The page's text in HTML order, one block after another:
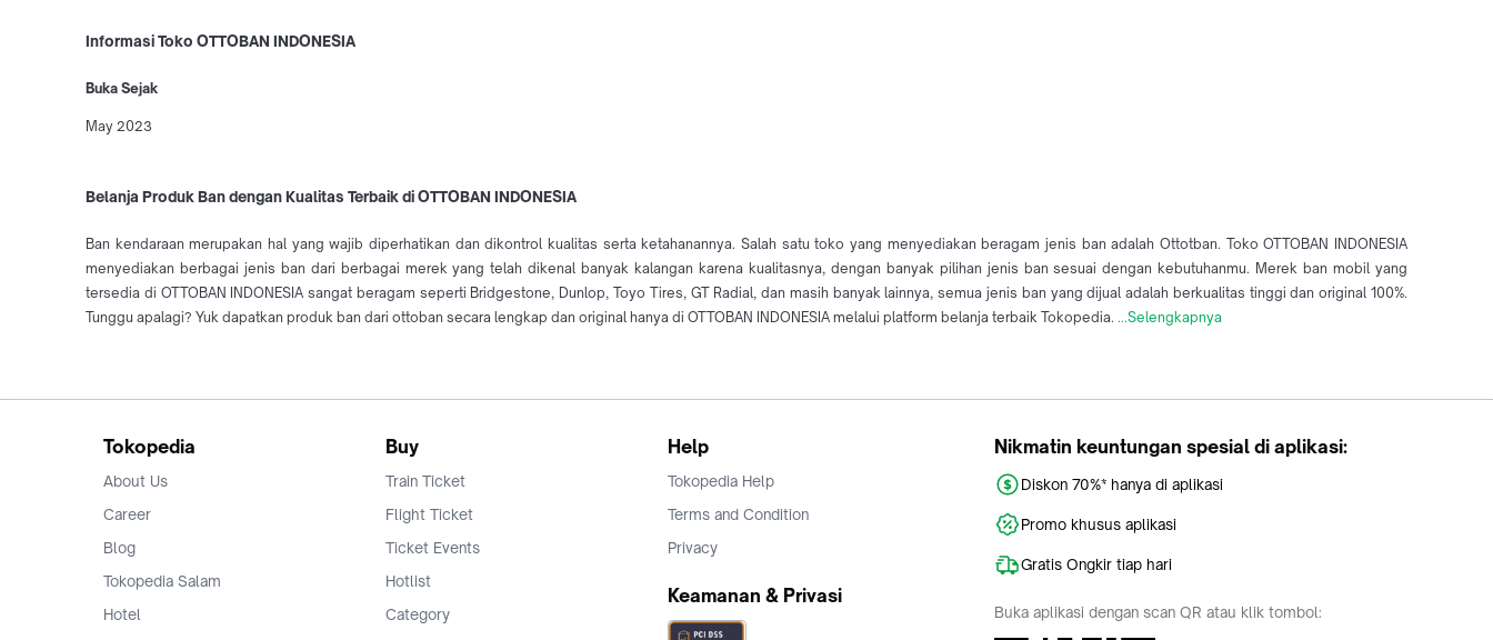
Informasi Toko OTTOBAN INDONESIA
Buka Sejak
May 2023
Belanja Produk Ban dengan Kualitas Terbaik di OTTOBAN INDONESIA
Ban kendaraan merupakan hal yang wajib diperhatikan dan dikontrol kualitas serta ketahanannya. Salah satu toko yang menyediakan beragam jenis ban adalah Ottotban. Toko OTTOBAN INDONESIA
menyediakan berbagai jenis ban dari berbagai merek yang telah dikenal banyak kalangan karena kualitasnya, dengan banyak pilihan jenis ban sesuai dengan kebutuhanmu. Merek ban mobil yang
tersedia di OTTOBAN INDONESIA sangat beragam seperti Bridgestone, Dunlop, Toyo Tires, GT Radial, dan masih banyak lainnya, semua jenis ban yang dijual adalah berkualitas tinggi dan original 100%.
Tunggu apalagi? Yuk dapatkan produk ban dari ottoban secara lengkap dan original hanya di OTTOBAN INDONESIA melalui platform belanja terbaik Tokopedia. ...Selengkapnya
Tokopedia
About Us
Career
Blog
Tokopedia Salam
Hotel
Buy
Train Ticket
Flight Ticket
Ticket Events
Hotlist
Category
Help
Tokopedia Help
Terms and Condition
Privacy
Keamanan & Privasi
Nikmatin keuntungan spesial di aplikasi:
Diskon 70%* hanya di aplikasi
Promo khusus aplikasi
Gratis Ongkir tiap hari
Buka aplikasi dengan scan QR atau klik tombol: